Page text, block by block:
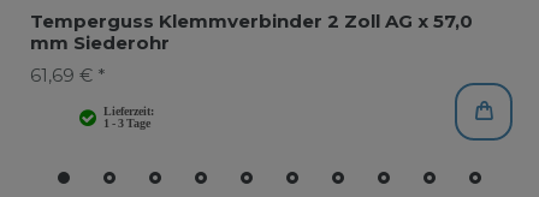
Temperguss Klemmverbinder 2 Zoll AG x 57,0
mm Siederohr
61,69 € *